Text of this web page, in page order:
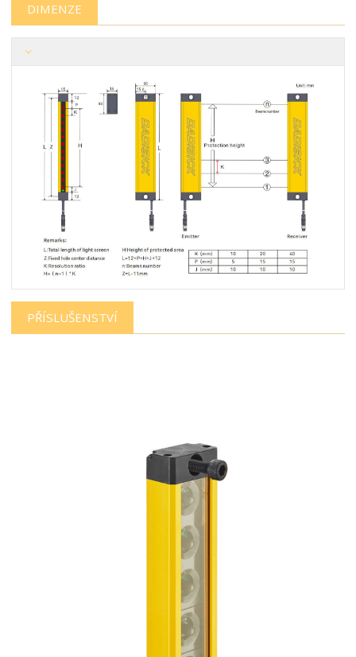
DIMENZE
PŘÍSLUŠENSTVÍ